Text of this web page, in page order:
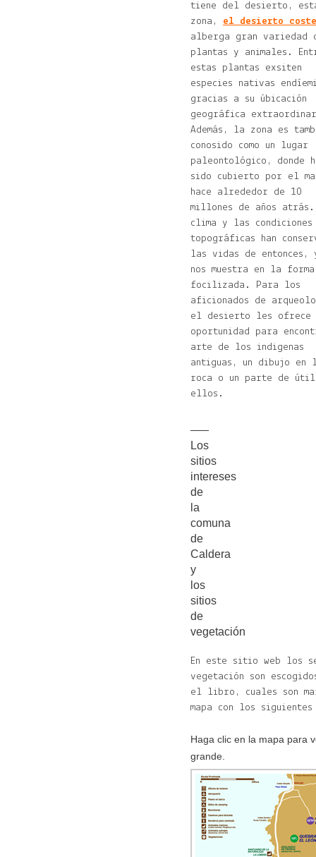
tiene del desierto,
zona, el desierto
alberga gran variedad
plantas y animales.
estas plantas exsiten
especies nativas
gracias a su úbicación
geográfica
Además, la zona es
conosido como un lugar
paleontológico, donde
sido cubierto por el
hace alrededor de 10
millones de años
clima y las condiciones
topográficas han
las vidas de entonces,
nos muestra en la forma
focilizada. Para los
aficionados de
el desierto les ofrece
oportunidad para
arte de los indigenas
antiguas, un dibujo en
roca o un parte de
ellos.
Los
sitios
intereses
de
la
comuna
de
Caldera
y
los
sitios
de
vegetación
En este sitio web los
vegetación son
el libro, cuales son
mapa con los
Haga clic en la mapa para
grande.